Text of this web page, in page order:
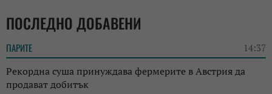
ПОСЛЕДНО ДОБАВЕНИ
ПАРИТЕ 14:37
Рекордна суша принуждава фермерите в Австрия да
продават добитък